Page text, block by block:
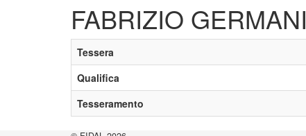
FABRIZIO GERMANI
Tessera
Qualifica
Tesseramento